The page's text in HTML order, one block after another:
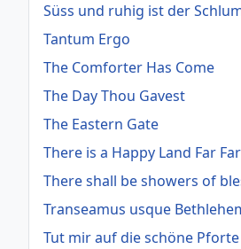
Süss und ruhig ist der
Tantum Ergo
The Comforter Has Come
The Day Thou Gavest
The Eastern Gate
There is a Happy Land Far
There shall be showers of
Transeamus usque
Tut mir auf die schöne Pforte